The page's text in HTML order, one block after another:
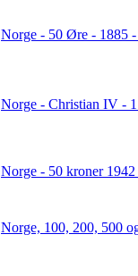
Norge - 50 Øre - 1885
Norge - Christian IV -
Norge - 50 kroner
Norge, 100, 200, 500